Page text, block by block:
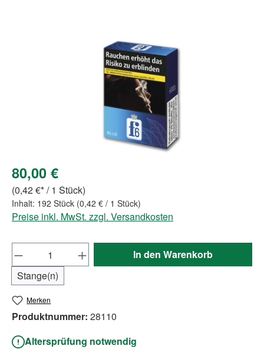
80,00 €
(0,42 €* / 1 Stück)
Inhalt: 192 Stück (0,42 € / 1 Stück)
Preise inkl. MwSt. zzgl. Versandkosten
Produkt Anzahl: Gib den gewünschten
Stange(n)
In den Warenkorb
Merken
Produktnummer: 28110
Altersprüfung notwendig